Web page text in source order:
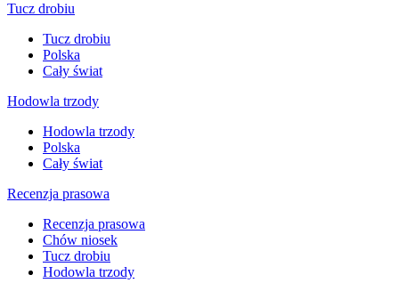
Tucz drobiu
Tucz drobiu
Polska
Cały świat
Hodowla trzody
Hodowla trzody
Polska
Cały świat
Recenzja prasowa
Recenzja prasowa
Chów niosek
Tucz drobiu
Hodowla trzody